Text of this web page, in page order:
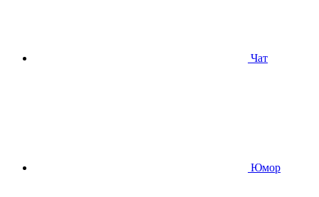
Чат
Юмор